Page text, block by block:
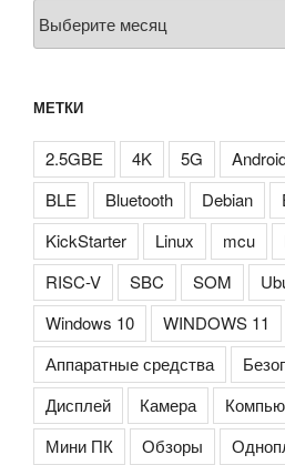
МЕТКИ
2.5GBE 4K 5G
BLE
Bluetooth Debian
KickStarter
Linux mcu
RISC-V
SBC SOM
Windows 10
WINDOWS 11
Аппаратные средства
Дисплей
Камера
Мини ПК
Обзоры